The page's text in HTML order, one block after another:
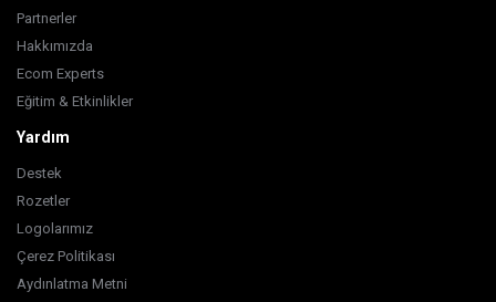
Partnerler
Hakkımızda
Ecom Experts
Eğitim & Etkinlikler
Yardım
Destek
Rozetler
Logolarımız
Çerez Politikası
Aydınlatma Metni